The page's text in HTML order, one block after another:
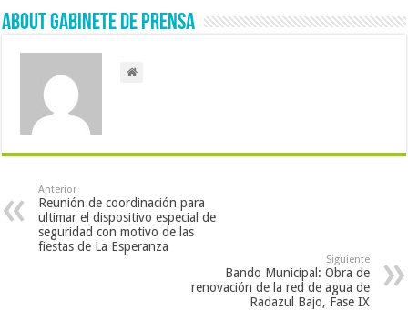
About Gabinete de Prensa
Anterior
Reunión de coordinación para
ultimar el dispositivo especial de
seguridad con motivo de las
fiestas de La Esperanza
Siguiente
Bando Municipal: Obra de
renovación de la red de agua de
Radazul Bajo, Fase IX